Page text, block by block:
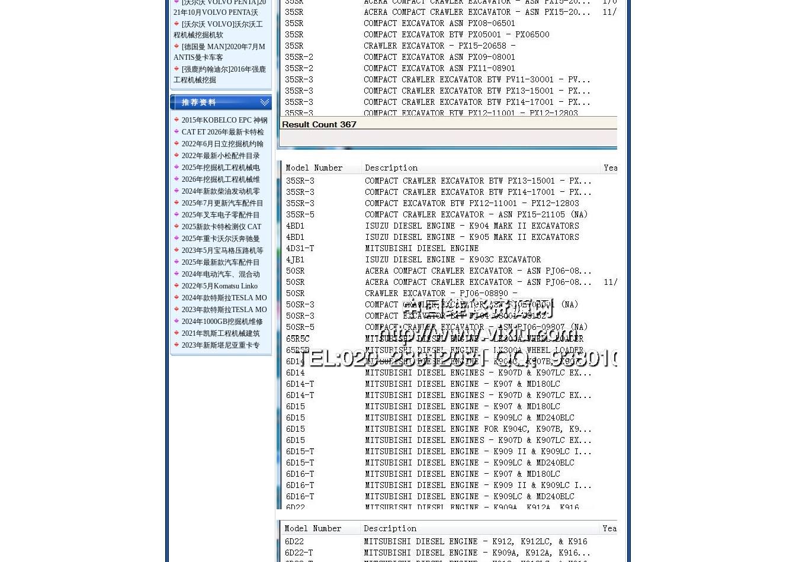
[沃尔沃 VOLVO PENTA]20
21年10月VOLVO PENTA沃
[沃尔沃 VOLVO]沃尔沃工
程机械挖掘机软
[德国曼 MAN]2020年7月M
ANTIS曼卡车客
[强鹿|约翰迪尔]2016年强鹿
工程机械挖掘
推 荐 资 料
2015年KOBELCO EPC 神钢
CAT ET 2026年最新卡特检
2022年6月日立挖掘机约翰
2022年最新小松配件目录
2025年挖掘机工程机械电
2026年挖掘机工程机械维
2024年新款柴油发动机零
2025年7月更新汽车配件目
2025年叉车电子零配件目
2025新款卡特检测仪 CAT
2025年重卡沃尔沃奔驰曼
2023年5月宝马格压路机等
2025年最新款汽车配件目
2024年电动汽车、混合动
2022年5月Komatsu Linko
2024年款特斯拉TESLA MO
2023年款特斯拉TESLA MO
2024年1000GB挖掘机维修
2021年凯斯工程机械建筑
2023年新斯堪尼亚重卡专